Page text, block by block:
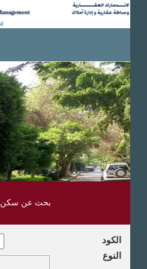
بحث عن سكن
الكود
النوع